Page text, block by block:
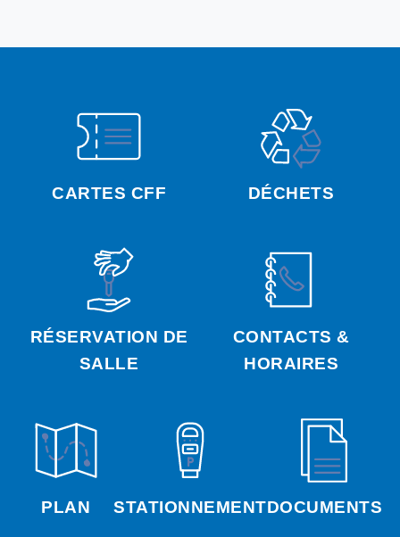
CARTES CFF DÉCHETS
RÉSERVATION DE
SALLE
CONTACTS &
HORAIRES
PLAN STATIONNEMENTDOCUMENTS